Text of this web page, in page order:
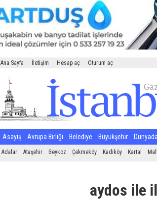
Ana Sayfa İletişim Hesap aç Oturum aç
Asayiş Avrupa Birliği Belediye Büyükşehir
Adalar Ataşehir Beykoz Çekmeköy Kadıköy Kartal
aydos ile